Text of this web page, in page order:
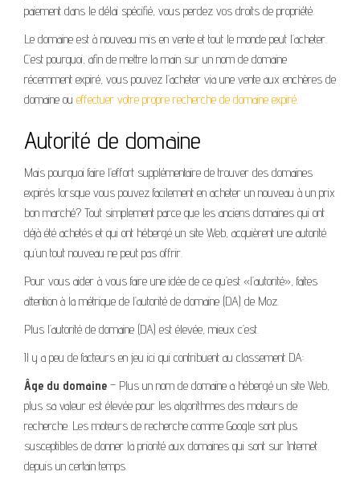
paiement dans le délai spécifié, vous perdez vos droits de propriété.
Le domaine est à nouveau mis en vente et tout le monde peut l’acheter.
C’est pourquoi, afin de mettre la main sur un nom de domaine
récemment expiré, vous pouvez l’acheter via une vente aux enchères de
domaine ou effectuer votre propre recherche de domaine expiré.
Autorité de domaine
Mais pourquoi faire l’effort supplémentaire de trouver des domaines
expirés lorsque vous pouvez facilement en acheter un nouveau à un prix
bon marché? Tout simplement parce que les anciens domaines qui ont
déjà été achetés et qui ont hébergé un site Web, acquièrent une autorité
qu’un tout nouveau ne peut pas offrir.
Pour vous aider à vous faire une idée de ce qu’est «l’autorité», faites
attention à la métrique de l’autorité de domaine (DA) de Moz.
Plus l’autorité de domaine (DA) est élevée, mieux c’est.
Il y a peu de facteurs en jeu ici qui contribuent au classement DA:
Âge du domaine – Plus un nom de domaine a hébergé un site Web,
plus sa valeur est élevée pour les algorithmes des moteurs de
recherche. Les moteurs de recherche comme Google sont plus
susceptibles de donner la priorité aux domaines qui sont sur Internet
depuis un certain temps.